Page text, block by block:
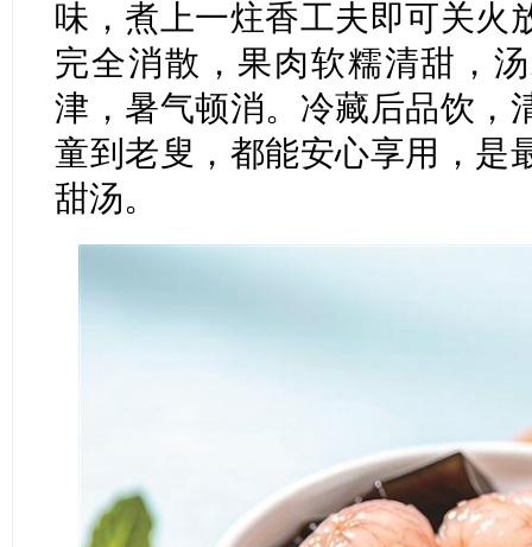
味，煮上一炷香工夫即可关火
完全消散，果肉软糯清甜，
津，暑气顿消。冷藏后品饮，
童到老叟，都能安心享用，是
甜汤。